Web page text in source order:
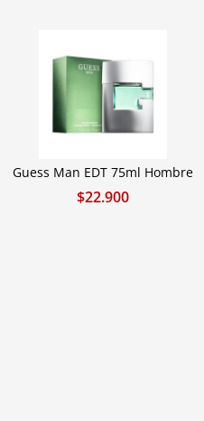
Guess Man EDT 75ml Hombre
$22.900